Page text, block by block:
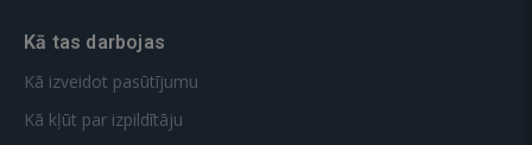
Kā tas darbojas
Kā izveidot pasūtījumu
Kā kļūt par izpildītāju